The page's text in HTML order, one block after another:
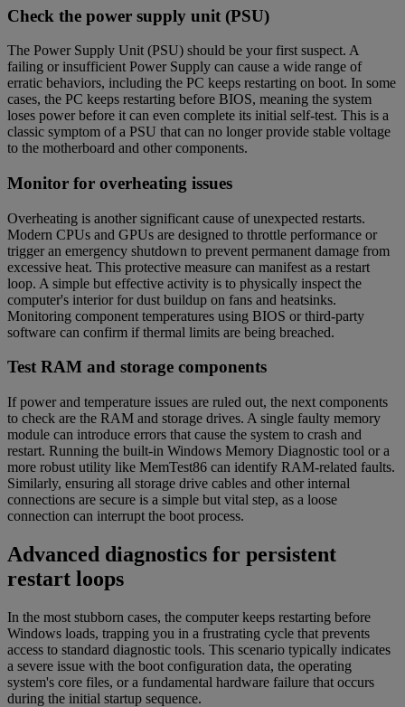
Check the power supply unit (PSU)
The Power Supply Unit (PSU) should be your first suspect. A
failing or insufficient Power Supply can cause a wide range of
erratic behaviors, including the PC keeps restarting on boot. In some
cases, the PC keeps restarting before BIOS, meaning the system
loses power before it can even complete its initial self-test. This is a
classic symptom of a PSU that can no longer provide stable voltage
to the motherboard and other components.
Monitor for overheating issues
Overheating is another significant cause of unexpected restarts.
Modern CPUs and GPUs are designed to throttle performance or
trigger an emergency shutdown to prevent permanent damage from
excessive heat. This protective measure can manifest as a restart
loop. A simple but effective activity is to physically inspect the
computer's interior for dust buildup on fans and heatsinks.
Monitoring component temperatures using BIOS or third-party
software can confirm if thermal limits are being breached.
Test RAM and storage components
If power and temperature issues are ruled out, the next components
to check are the RAM and storage drives. A single faulty memory
module can introduce errors that cause the system to crash and
restart. Running the built-in Windows Memory Diagnostic tool or a
more robust utility like MemTest86 can identify RAM-related faults.
Similarly, ensuring all storage drive cables and other internal
connections are secure is a simple but vital step, as a loose
connection can interrupt the boot process.
Advanced diagnostics for persistent
restart loops
In the most stubborn cases, the computer keeps restarting before
Windows loads, trapping you in a frustrating cycle that prevents
access to standard diagnostic tools. This scenario typically indicates
a severe issue with the boot configuration data, the operating
system's core files, or a fundamental hardware failure that occurs
during the initial startup sequence.